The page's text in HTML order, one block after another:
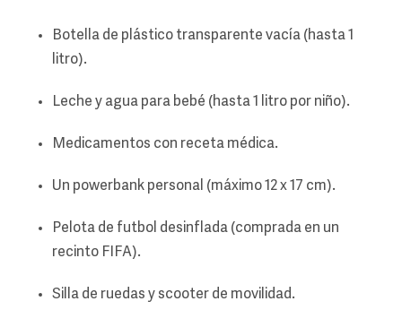
Botella de plástico transparente vacía (hasta 1
litro).
Leche y agua para bebé (hasta 1 litro por niño).
Medicamentos con receta médica.
Un powerbank personal (máximo 12 x 17 cm).
Pelota de futbol desinflada (comprada en un
recinto FIFA).
Silla de ruedas y scooter de movilidad.